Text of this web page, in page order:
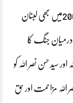
مسلمانوں میں کرشماتی شخصیت کا درجہ مل گیا ۔2006میں بھی لبنان
درمیان جنگ کا
حسن نصر اللہ کو
اللہ مزاحمت اور حق